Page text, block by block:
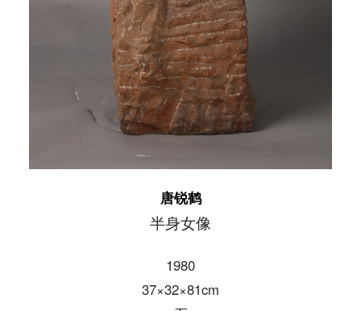
唐锐鹤
半身女像
1980
37×32×81cm
手机号码将作为您的登录账号
验证码
登录
可使用雅昌艺术网会员账户登录